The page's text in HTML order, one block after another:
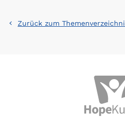
Zurück zum